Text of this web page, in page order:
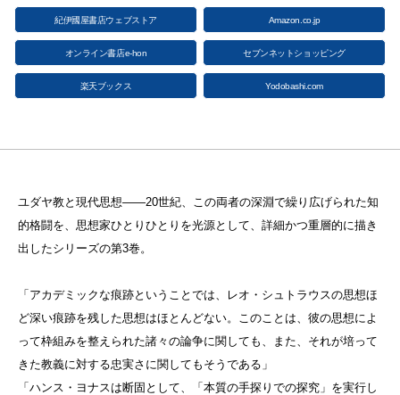
紀伊國屋書店ウェブストア Amazon.co.jp
オンライン書店e-hon セブンネットショッピング
楽天ブックス Yodobashi.com
ユダヤ教と現代思想——20世紀、この両者の深淵で繰り広げられた知
的格闘を、思想家ひとりひとりを光源として、詳細かつ重層的に描き
出したシリーズの第3巻。
「アカデミックな痕跡ということでは、レオ・シュトラウスの思想ほ
ど深い痕跡を残した思想はほとんどない。このことは、彼の思想によ
って枠組みを整えられた諸々の論争に関しても、また、それが培って
きた教義に対する忠実さに関してもそうである」
「ハンス・ヨナスは断固として、「本質の手探りでの探究」を実行し